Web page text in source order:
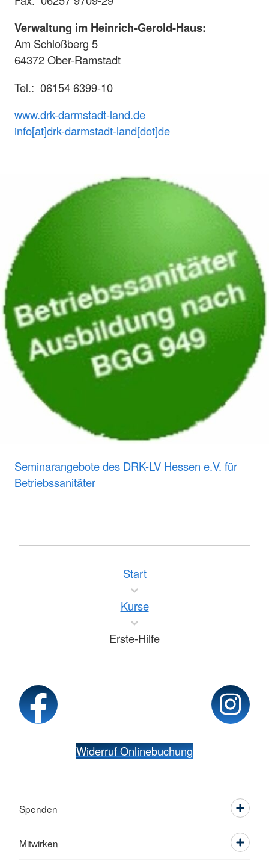
Verwaltung im Heinrich-Gerold-Haus:
Am Schloßberg 5
64372 Ober-Ramstadt
Tel.: 06154 6399-10
www.drk-darmstadt-land.de
info[at]drk-darmstadt-land[dot]de
Seminarangebote des DRK-LV Hessen e.V. für
Betriebssanitäter
Start
Kurse
Erste-Hilfe
Widerruf Onlinebuchung
Spenden
Mitwirken